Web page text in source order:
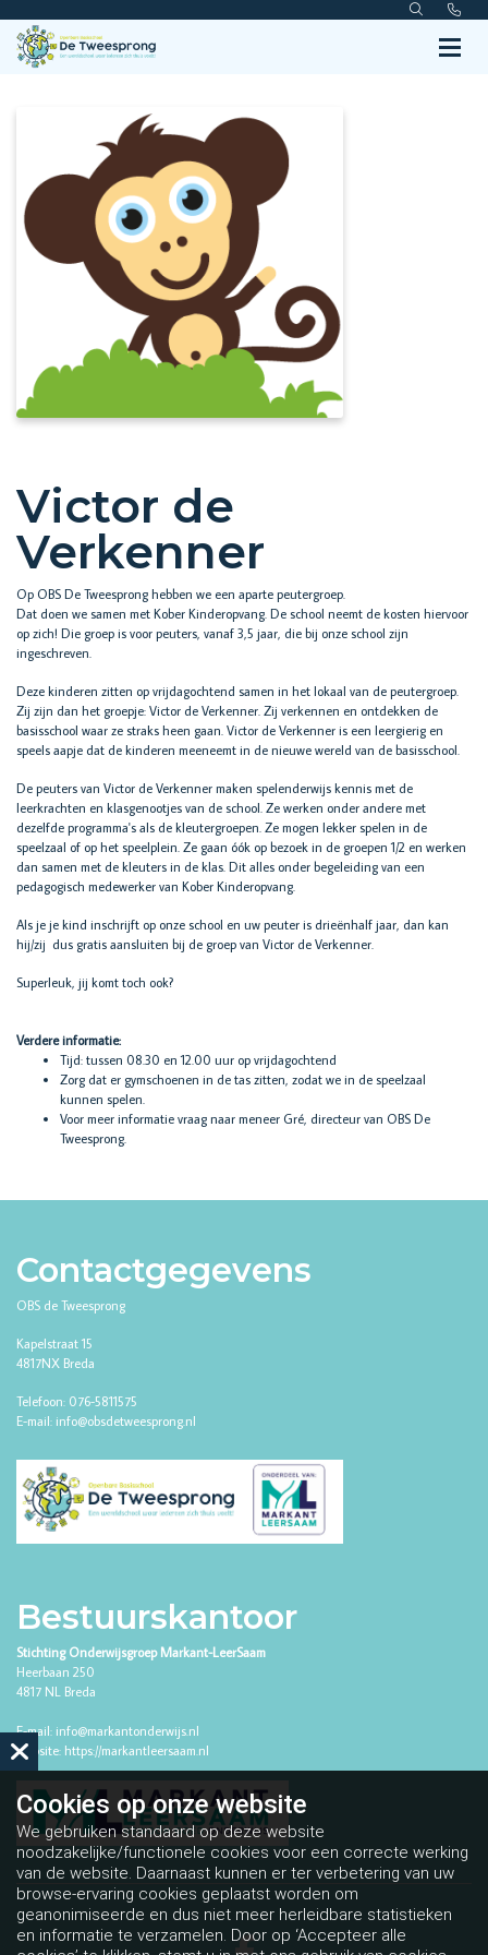
Victor de
Verkenner
Op OBS De Tweesprong hebben we een aparte peutergroep.
Dat doen we samen met Kober Kinderopvang. De school neemt de kosten hiervoor
op zich! Die groep is voor peuters, vanaf 3,5 jaar, die bij onze school zijn
ingeschreven.
Deze kinderen zitten op vrijdagochtend samen in het lokaal van de peutergroep.
Zij zijn dan het groepje: Victor de Verkenner. Zij verkennen en ontdekken de
basisschool waar ze straks heen gaan. Victor de Verkenner is een leergierig en
speels aapje dat de kinderen meeneemt in de nieuwe wereld van de basisschool.
De peuters van Victor de Verkenner maken spelenderwijs kennis met de
leerkrachten en klasgenootjes van de school. Ze werken onder andere met
dezelfde programma's als de kleutergroepen. Ze mogen lekker spelen in de
speelzaal of op het speelplein. Ze gaan óók op bezoek in de groepen 1/2 en werken
dan samen met de kleuters in de klas. Dit alles onder begeleiding van een
pedagogisch medewerker van Kober Kinderopvang.
Als je je kind inschrijft op onze school en uw peuter is drieënhalf jaar, dan kan
hij/zij dus gratis aansluiten bij de groep van Victor de Verkenner.
Superleuk, jij komt toch ook?
Verdere informatie:
Tijd: tussen 08.30 en 12.00 uur op vrijdagochtend
Zorg dat er gymschoenen in de tas zitten, zodat we in de speelzaal
kunnen spelen.
Voor meer informatie vraag naar meneer Gré, directeur van OBS De
Tweesprong.
Contactgegevens
OBS de Tweesprong
Kapelstraat 15
4817NX Breda
Telefoon: 076-5811575
E-mail: info@obsdetweesprong.nl
Bestuurskantoor
Stichting Onderwijsgroep Markant-LeerSaam
Heerbaan 250
4817 NL Breda
E-mail: info@markantonderwijs.nl
Website: https://markantleersaam.nl
Cookies oponze website
We gebruiken standaard op deze website
noodzakelijke/functionele cookies voor een correcte werking
van de website. Daarnaast kunnen er ter verbetering van uw
browse-ervaring cookies geplaatst worden om
geanonimiseerde en dus niet meer herleidbare statistieken
en informatie te verzamelen. Door op ‘Accepteer alle